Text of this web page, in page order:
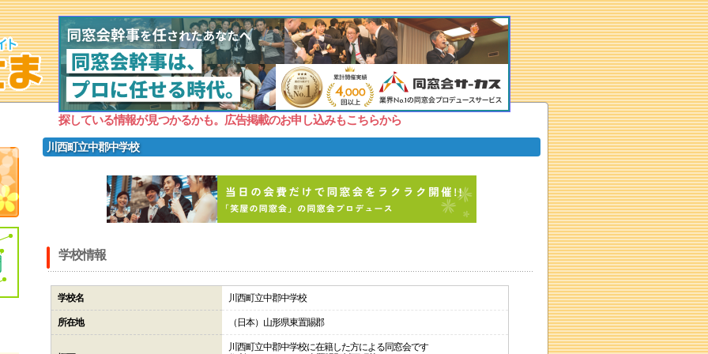
探している情報が見つかるかも。広告掲載のお申し込みもこちらから
川西町立中郡中学校
学校情報
学校名 川西町立中郡中学校
所在地 （日本）山形県東置賜郡
川西町立中郡中学校に在籍した方による同窓会です